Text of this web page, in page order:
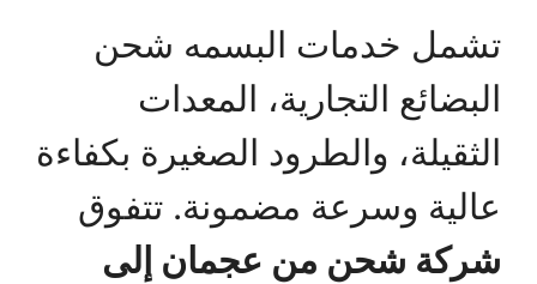
تشمل خدمات البسمه شحن
البضائع التجارية، المعدات
الثقيلة، والطرود الصغيرة بكفاءة
عالية وسرعة مضمونة. تتفوق
شركة شحن من عجمان إلى